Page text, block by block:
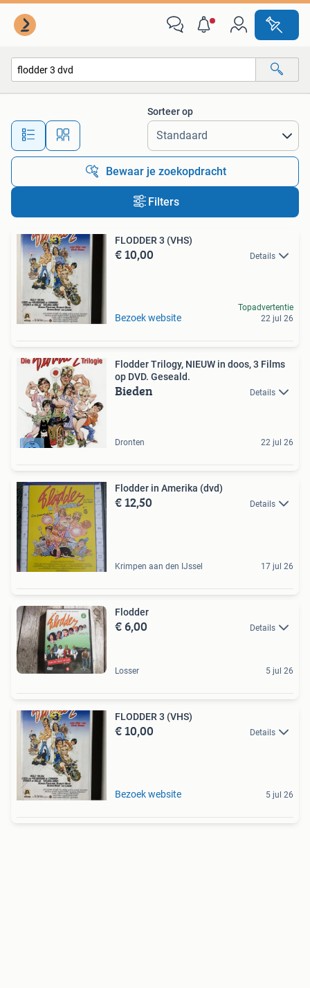
Alle afstanden…
Sorteer op
Bewaar je zoekopdracht
Filters
FLODDER 3 (VHS)
€ 10,00 Details
Bezoek website
Topadvertentie
22 jul 26
Flodder Trilogy, NIEUW in doos, 3 Films
op DVD. Geseald.
Bieden Details
Dronten 22 jul 26
Flodder in Amerika (dvd)
€ 12,50 Details
Krimpen aan den IJssel 17 jul 26
Flodder
€ 6,00 Details
Losser 5 jul 26
FLODDER 3 (VHS)
€ 10,00 Details
Bezoek website 5 jul 26